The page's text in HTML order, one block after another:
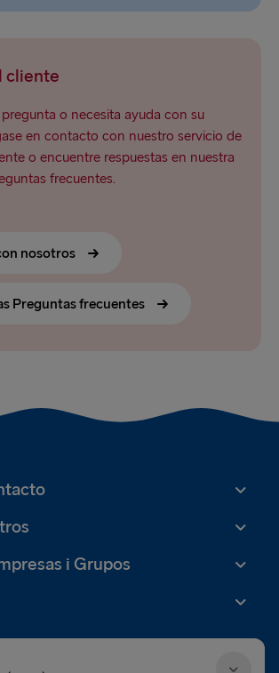
cliente
pregunta o necesita ayuda con su
en contacto con nuestro servicio de
o encuentre respuestas en nuestra
frecuentes.
nosotros
Preguntas frecuentes
i Grupos